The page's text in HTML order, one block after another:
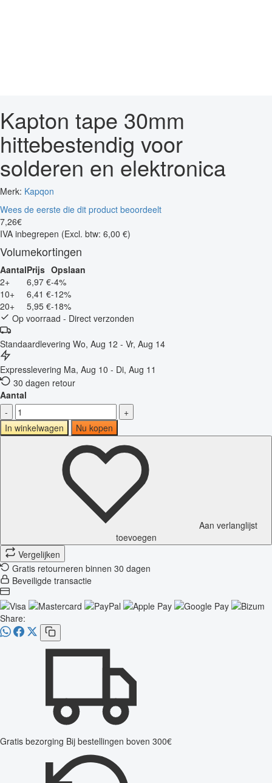
Kapton tape 30mm
hittebestendig voor
solderen en elektronica
Merk: Kapqon
Wees de eerste die dit product beoordeelt
7,26€
IVA inbegrepen (Excl. btw: 6,00 €)
Volumekortingen
AantalPrijs Opslaan
2+
6,97 €-4%
10+
6,41 €-12%
20+
5,95 €-18%
Op voorraad - Direct verzonden
Standaardlevering Wo, Aug 12 - Vr, Aug 14
Expresslevering Ma, Aug 10 - Di, Aug 11
30 dagen retour
Aantal
-
+
In winkelwagen
Nu kopen
Aan verlanglijst
toevoegen
Vergelijken
Gratis retourneren binnen 30 dagen
Beveiligde transactie
Share:
Gratis bezorging Bij bestellingen boven 300€